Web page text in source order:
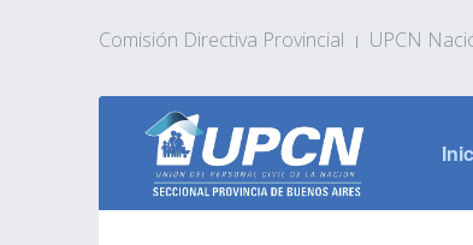
Comisión Directiva Provincial UPCN